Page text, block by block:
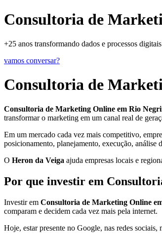
Consultoria de
+25 anos transformando dados e processos
vamos conversar?
Consultoria de
Consultoria de Marketing Online em Rio
transformar o marketing em um canal real de
Em um mercado cada vez mais competitivo,
posicionamento, planejamento, execução, análise
O Heron da Veiga ajuda empresas locais e
Por que investir em
Investir em Consultoria de Marketing Online
comparam e decidem cada vez mais pela internet.
Hoje, estar presente no Google, nas redes